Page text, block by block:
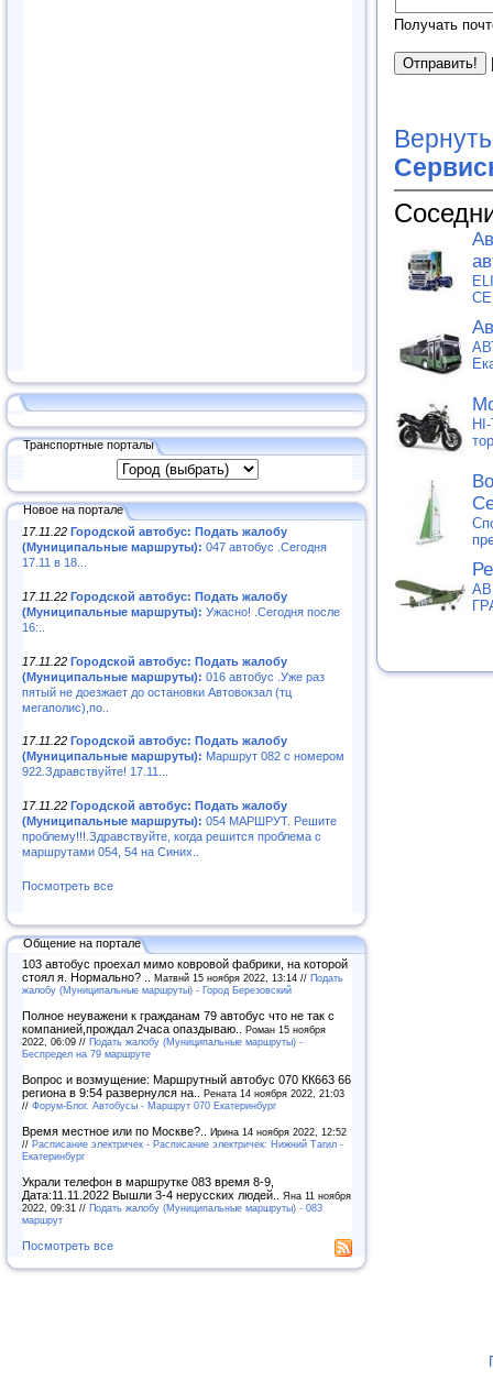
Транспортные порталы
Новое на портале
17.11.22 Городской автобус: Подать жалобу
(Муниципальные маршруты): 047 автобус .Сегодня
17.11 в 18...
17.11.22 Городской автобус: Подать жалобу
(Муниципальные маршруты): Ужасно! .Сегодня после
16:..
17.11.22 Городской автобус: Подать жалобу
(Муниципальные маршруты): 016 автобус .Уже раз
пятый не доезжает до остановки Автовокзал (тц
мегаполис),по..
17.11.22 Городской автобус: Подать жалобу
(Муниципальные маршруты): Маршрут 082 с номером
922.Здравствуйте! 17.11...
17.11.22 Городской автобус: Подать жалобу
(Муниципальные маршруты): 054 МАРШРУТ. Решите
проблему!!!.Здравствуйте, когда решится проблема с
маршрутами 054, 54 на Синих..
Посмотреть все
Общение на портале
103 автобус проехал мимо ковровой фабрики, на которой
стоял я. Нормально? .. Матвнй 15 ноября 2022, 13:14 // Подать
жалобу (Муниципальные маршруты) - Город Березовский
Полное неуважени к гражданам 79 автобус что не так с
компанией,прождал 2часа опаздываю.. Роман 15 ноября
2022, 06:09 // Подать жалобу (Муниципальные маршруты) -
Беспредел на 79 маршруте
Вопрос и возмущение: Маршрутный автобус 070 КК663 66
региона в 9:54 развернулся на.. Рената 14 ноября 2022, 21:03
// Форум-Блог. Автобусы - Маршрут 070 Екатеринбург
Время местное или по Москве?.. Ирина 14 ноября 2022, 12:52
// Расписание электричек - Расписание электричек: Нижний Тагил -
Екатеринбург
Украли телефон в маршрутке 083 время 8-9,
Дата:11.11.2022 Вышли 3-4 нерусских людей.. Яна 11 ноября
2022, 09:31 // Подать жалобу (Муниципальные маршруты) - 083
маршрут
Посмотреть все
Получать